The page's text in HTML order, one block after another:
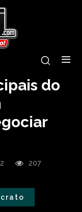
do
207
crato